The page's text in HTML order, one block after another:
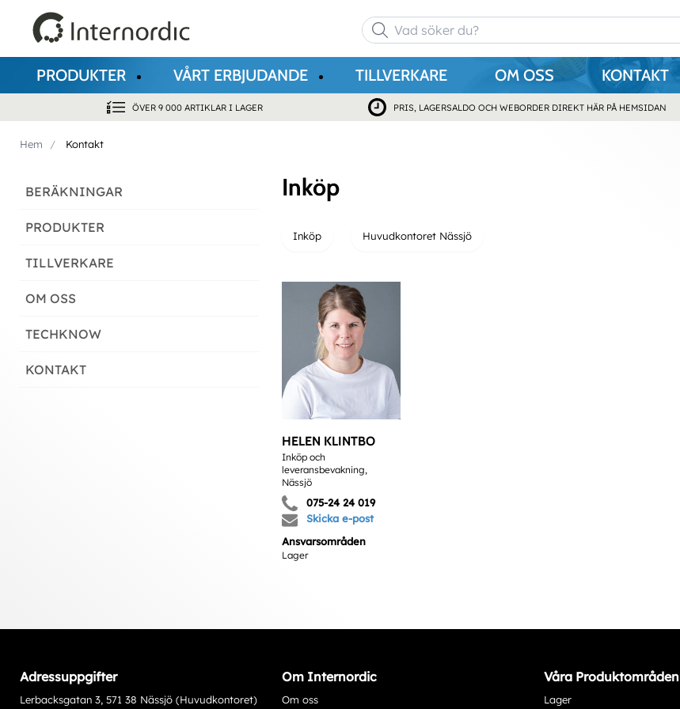
PRODUKTER VÅRT ERBJUDANDE TILLVERKARE OM OSS KONTAKT
ÖVER 9 000 ARTIKLAR I LAGER PRIS, LAGERSALDO OCH WEBORDER DIREKT HÄR PÅ HEMSIDAN
Hem Kontakt
BERÄKNINGAR
PRODUKTER
TILLVERKARE
OM OSS
TECHKNOW
KONTAKT
Inköp
Inköp Huvudkontoret Nässjö
HELEN KLINTBO
Inköp och
leveransbevakning,
Nässjö
075-24 24 019
Skicka e-post
Ansvarsområden
Lager
Adressuppgifter
Lerbacksgatan 3, 571 38 Nässjö (Huvudkontoret)
Om Internordic
Om oss
Våra Produktområden
Lager